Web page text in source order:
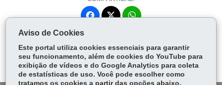
Fa
ok
itt
er
W
Ap
p
Aviso de Cookies
Este portal utiliza cookies essenciais para garantir
seu funcionamento, além de cookies do YouTube para
exibição de vídeos e do Google Analytics para coleta
de estatísticas de uso. Você pode escolher como
tratamos os cookies a partir das opções abaixo.